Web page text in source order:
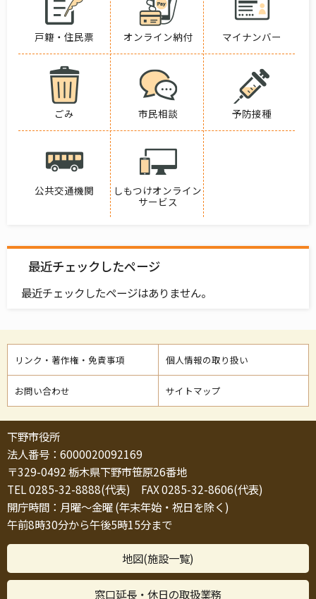
戸籍・住民票 オンライン納付 マイナンバー
ごみ 市民相談 予防接種
公共交通機関
しもつけオンライン
サービス
最近チェックしたページ
最近チェックしたページはありません。
リンク・著作権・免責事項 個人情報の取り扱い
お問い合わせ サイトマップ
下野市役所
法人番号：6000020092169
〒329-0492 栃木県下野市笹原26番地
TEL 0285-32-8888(代表) FAX 0285-32-8606(代表)
開庁時間：月曜～金曜 (年末年始・祝日を除く)
午前8時30分から午後5時15分まで
地図(施設一覧)
窓口延長・休日の取扱業務